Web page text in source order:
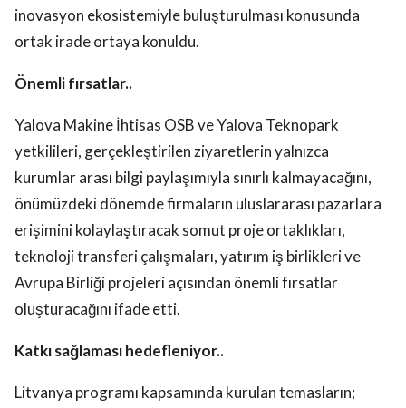
inovasyon ekosistemiyle buluşturulması konusunda
ortak irade ortaya konuldu.
Önemli fırsatlar..
Yalova Makine İhtisas OSB ve Yalova Teknopark
yetkilileri, gerçekleştirilen ziyaretlerin yalnızca
kurumlar arası bilgi paylaşımıyla sınırlı kalmayacağını,
önümüzdeki dönemde firmaların uluslararası pazarlara
erişimini kolaylaştıracak somut proje ortaklıkları,
teknoloji transferi çalışmaları, yatırım iş birlikleri ve
Avrupa Birliği projeleri açısından önemli fırsatlar
oluşturacağını ifade etti.
Katkı sağlaması hedefleniyor..
Litvanya programı kapsamında kurulan temasların;